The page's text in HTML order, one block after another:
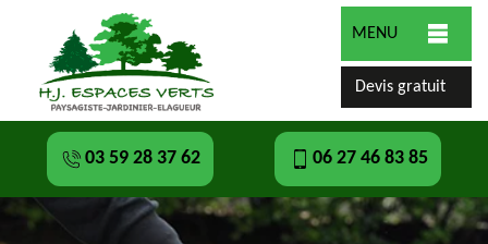
MENU
Devis gratuit
03 59 28 37 62 06 27 46 83 85